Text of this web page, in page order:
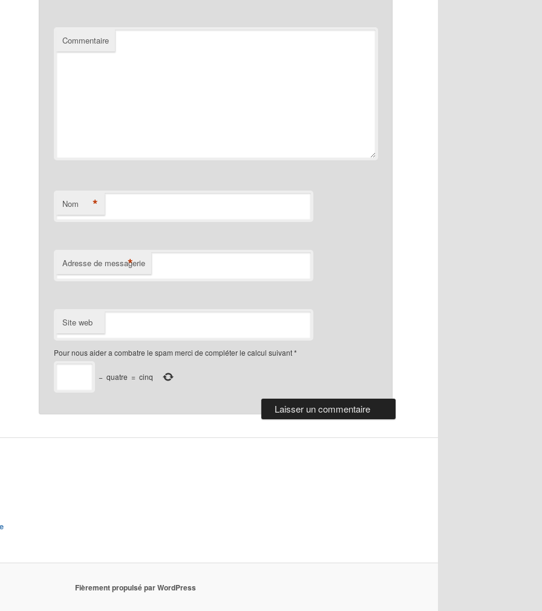
Commentaire
Nom *
Adresse de messagerie
*
Site web
Pour nous aider a combatre le spam merci de compléter le calcul suivant*
− quatre = cinq
Fièrement propulsé par WordPress